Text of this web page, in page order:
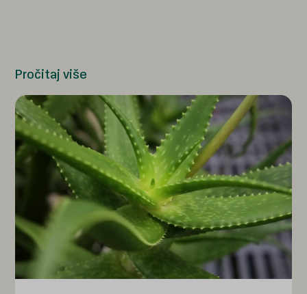
Pročitaj više